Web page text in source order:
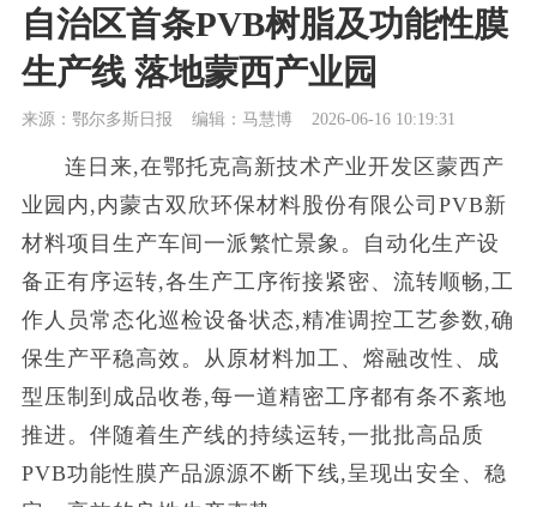
自治区首条PVB树脂及功能性膜
生产线 落地蒙西产业园
来源：鄂尔多斯日报 编辑：马慧博 2026-06-16 10:19:31
连日来,在鄂托克高新技术产业开发区蒙西产
业园内,内蒙古双欣环保材料股份有限公司PVB新
材料项目生产车间一派繁忙景象。自动化生产设
备正有序运转,各生产工序衔接紧密、流转顺畅,工
作人员常态化巡检设备状态,精准调控工艺参数,确
保生产平稳高效。从原材料加工、熔融改性、成
型压制到成品收卷,每一道精密工序都有条不紊地
推进。伴随着生产线的持续运转,一批批高品质
PVB功能性膜产品源源不断下线,呈现出安全、稳